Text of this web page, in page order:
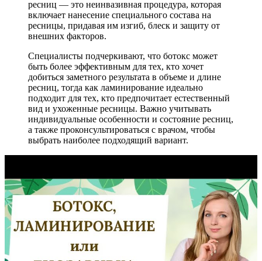
ресниц — это неинвазивная процедура, которая
включает нанесение специального состава на
ресницы, придавая им изгиб, блеск и защиту от
внешних факторов.
Специалисты подчеркивают, что ботокс может
быть более эффективным для тех, кто хочет
добиться заметного результата в объеме и длине
ресниц, тогда как ламинирование идеально
подходит для тех, кто предпочитает естественный
вид и ухоженные ресницы. Важно учитывать
индивидуальные особенности и состояние ресниц,
а также проконсультироваться с врачом, чтобы
выбрать наиболее подходящий вариант.